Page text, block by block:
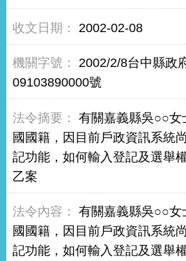
2002-02-08
2002/2/8台中縣政
09103890000號
有關嘉義縣吳○○女
國國籍，因目前戶政資訊系統
記功能，如何輸入登記及選舉
乙案
有關嘉義縣吳○○女
國國籍，因目前戶政資訊系統
記功能，如何輸入登記及選舉